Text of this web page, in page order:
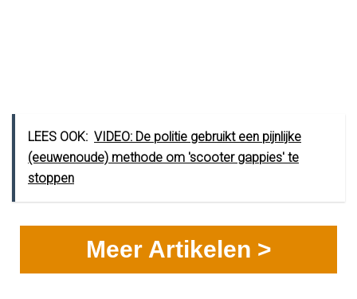
LEES OOK: VIDEO: De politie gebruikt een pijnlijke
(eeuwenoude) methode om 'scooter gappies' te
stoppen
Meer Artikelen >